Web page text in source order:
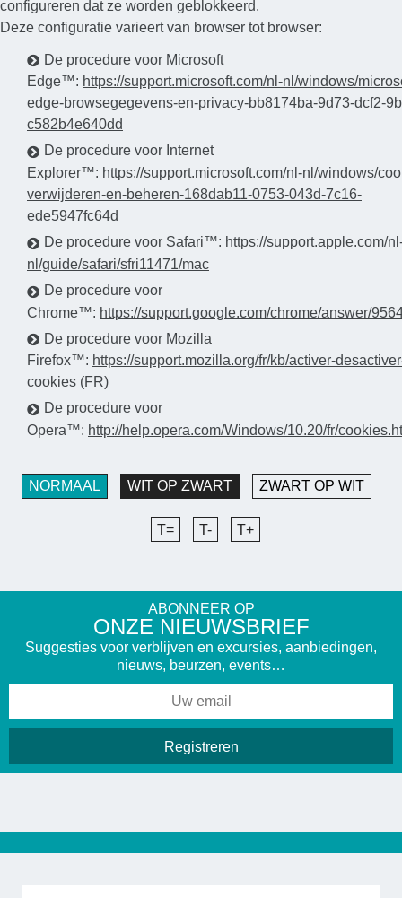
configureren dat ze worden geblokkeerd.
Deze configuratie varieert van browser tot browser:
De procedure voor Microsoft
Edge™: https://support.microsoft.com/nl-nl/windows/
edge-browsegegevens-en-privacy-bb8174ba-9d73-dcf2-
c582b4e640dd
De procedure voor Internet
Explorer™: https://support.microsoft.com/nl-nl/windows/
verwijderen-en-beheren-168dab11-0753-043d-7c16-
ede5947fc64d
De procedure voor Safari™: https://support.apple.com/
nl/guide/safari/sfri11471/mac
De procedure voor
Chrome™: https://support.google.com/chrome/answer/
De procedure voor Mozilla
Firefox™: https://support.mozilla.org/fr/kb/activer-
cookies (FR)
De procedure voor
Opera™: http://help.opera.com/Windows/10.20/fr/
NORMAAL WIT OP ZWART ZWART OP WIT
T= T- T+
ABONNEER OP
ONZE NIEUWSBRIEF
Suggesties voor verblijven en excursies, aanbiedingen,
nieuws, beurzen, events…